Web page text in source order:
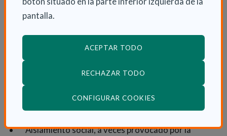
pantalla.
ACEPTAR TODO
RECHAZAR TODO
CONFIGURAR COOKIES
tiempo (día, mes, hora) como respecto a donde se
encuentra.
Problemas visuales respecto a contrastes, colores
Disminución del raciocinio para tomar decisiones
Dejadez en sus hábitos de higiene personal
Aislamiento social, a veces provocado por la